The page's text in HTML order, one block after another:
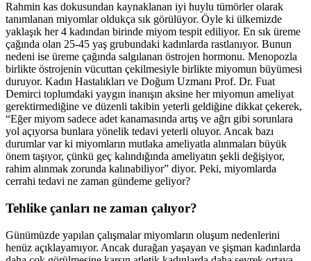
Rahmin kas dokusundan kaynaklanan iyi huylu tümörler olarak
tanımlanan miyomlar oldukça sık görülüyor. Öyle ki ülkemizde
yaklaşık her 4 kadından birinde miyom tespit ediliyor. En sık üreme
çağında olan 25-45 yaş grubundaki kadınlarda rastlanıyor. Bunun
nedeni ise üreme çağında salgılanan östrojen hormonu. Menopozla
birlikte östrojenin vücuttan çekilmesiyle birlikte miyomun büyümesi
duruyor. Kadın Hastalıkları ve Doğum Uzmanı Prof. Dr. Fuat
Demirci toplumdaki yaygın inanışın aksine her miyomun ameliyat
gerektirmediğine ve düzenli takibin yeterli geldiğine dikkat çekerek,
“Eğer miyom sadece adet kanamasında artış ve ağrı gibi sorunlara
yol açıyorsa bunlara yönelik tedavi yeterli oluyor. Ancak bazı
durumlar var ki miyomların mutlaka ameliyatla alınmaları büyük
önem taşıyor, çünkü geç kalındığında ameliyatın şekli değişiyor,
rahim alınmak zorunda kalınabiliyor” diyor. Peki, miyomlarda
cerrahi tedavi ne zaman gündeme geliyor?
Tehlike çanları ne zaman çalıyor?
Günümüzde yapılan çalışmalar miyomların oluşum nedenlerini
henüz açıklayamıyor. Ancak durağan yaşayan ve şişman kadınlarda